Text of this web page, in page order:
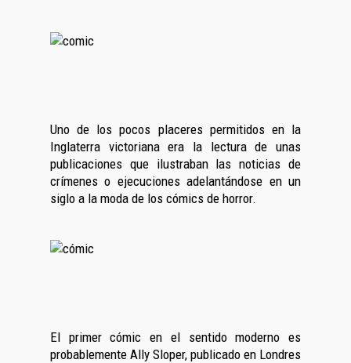
Uno de los pocos placeres permitidos en la
Inglaterra victoriana era la lectura de unas
publicaciones que ilustraban las noticias de
crímenes o ejecuciones adelantándose en un
siglo a la moda de los cómics de horror.
El primer cómic en el sentido moderno es
probablemente Ally Sloper, publicado en Londres